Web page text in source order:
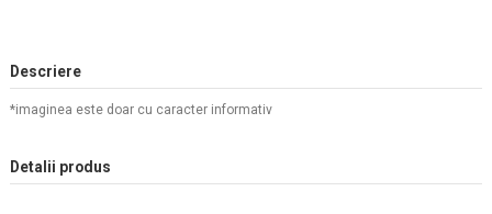
Descriere
*imaginea este doar cu caracter informativ
Detalii produs